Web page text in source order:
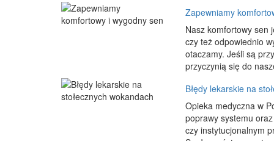
Zapewniamy
Nasz komfortowy sen
czy też odpowiednio
otaczamy. Jeśli są
przyczynią się do
Błędy lekarskie na
Opieka medyczna w
poprawy systemu
czy instytucjonalnym